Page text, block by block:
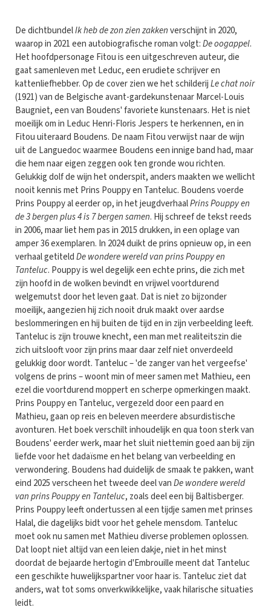
De dichtbundelIk heb de zon zien zakkenverschijnt in 2020,
waarop in 2021 een autobiografische roman volgt:De oogappel.
Het hoofdpersonage Fitou is een uitgeschreven auteur, die
gaat samenleven met Leduc, een erudiete schrijver en
kattenliefhebber. Op de cover zien we het schilderijLe chat noir
(1921) van de Belgische avant-gardekunstenaar Marcel-Louis
Baugniet, een van Boudens' favoriete kunstenaars. Het is niet
moeilijk om in Leduc Henri-Floris Jespers te herkennen, en in
Fitou uiteraard Boudens. De naam Fitou verwijst naar de wijn
uit de Languedoc waarmee Boudens een innige band had, maar
die hem naar eigen zeggen ook ten gronde wou richten.
Gelukkig dolf de wijn het onderspit, anders maakten we wellicht
nooit kennis met Prins Pouppy en Tanteluc. Boudens voerde
Prins Pouppy al eerder op, in het jeugdverhaalPrins Pouppy en
de 3 bergen plus 4 is 7 bergen samen. Hij schreef de tekst reeds
in 2006, maar liet hem pas in 2015 drukken, in een oplage van
amper 36 exemplaren. In 2024 duikt de prins opnieuw op, in een
verhaal getiteldDe wondere wereld van prins Pouppy en
Tanteluc. Pouppy is wel degelijk een echte prins, die zich met
zijn hoofd in de wolken bevindt en vrijwel voortdurend
welgemutst door het leven gaat. Dat is niet zo bijzonder
moeilijk, aangezien hij zich nooit druk maakt over aardse
beslommeringen en hij buiten de tijd en in zijn verbeelding leeft.
Tanteluc is zijn trouwe knecht, een man met realiteitszin die
zich uitslooft voor zijn prins maar daar zelf niet onverdeeld
gelukkig door wordt. Tanteluc – 'de zanger van het vergeefse'
volgens de prins – woont min of meer samen met Mathieu, een
ezel die voortdurend moppert en scherpe opmerkingen maakt.
Prins Pouppy en Tanteluc, vergezeld door een paard en
Mathieu, gaan op reis en beleven meerdere absurdistische
avonturen. Het boek verschilt inhoudelijk en qua toon sterk van
Boudens' eerder werk, maar het sluit niettemin goed aan bij zijn
liefde voor het dadaïsme en het belang van verbeelding en
verwondering. Boudens had duidelijk de smaak te pakken, want
eind 2025 verscheen het tweede deel vanDe wondere wereld
van prins Pouppy en Tanteluc, zoals deel een bij Baltisberger.
Prins Pouppy leeft ondertussen al een tijdje samen met prinses
Halal, die dagelijks bidt voor het gehele mensdom. Tanteluc
moet ook nu samen met Mathieu diverse problemen oplossen.
Dat loopt niet altijd van een leien dakje, niet in het minst
doordat de bejaarde hertogin d'Embrouille meent dat Tanteluc
een geschikte huwelijkspartner voor haar is. Tanteluc ziet dat
anders, wat tot soms onverkwikkelijke, vaak hilarische situaties
leidt.